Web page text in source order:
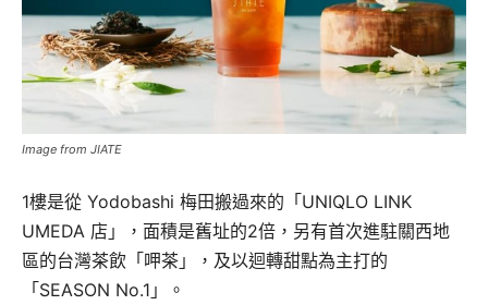
Image from JIATE
1樓是從 Yodobashi 梅田搬過來的「UNIQLO LINK
UMEDA 店」，面積是舊址的2倍，另有首次進駐關西地
區的台灣茶飲「呷茶」，及以迴轉甜點為主打的
「SEASON No.1」。